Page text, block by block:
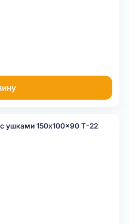
ушками 150x100x90 Т-22